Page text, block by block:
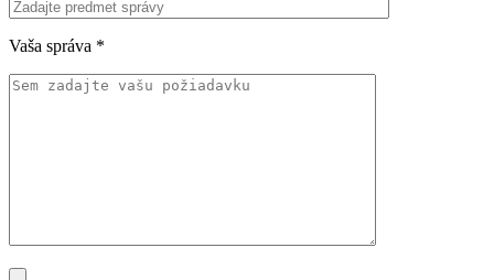
Vaša správa *